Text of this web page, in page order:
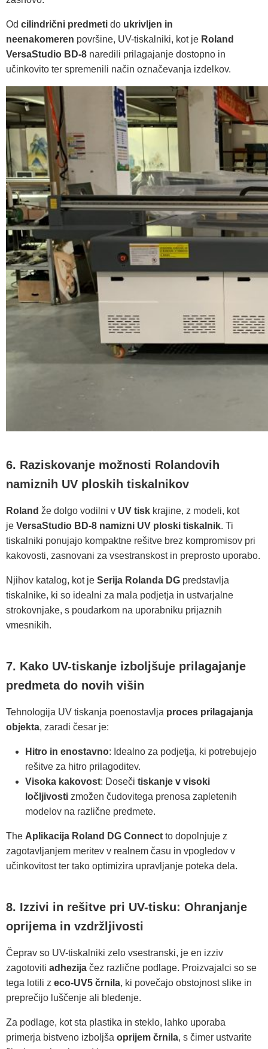
Od cilindrični predmeti do ukrivljen in
neenakomeren površine, UV-tiskalniki, kot je Roland
VersaStudio BD-8 naredili prilagajanje dostopno in
učinkovito ter spremenili način označevanja izdelkov.
6. Raziskovanje možnosti Rolandovih
namiznih UV ploskih tiskalnikov
Roland že dolgo vodilni v UV tisk krajine, z modeli, kot
je VersaStudio BD-8 namizni UV ploski tiskalnik. Ti
tiskalniki ponujajo kompaktne rešitve brez kompromisov pri
kakovosti, zasnovani za vsestranskost in preprosto uporabo.
Njihov katalog, kot je Serija Rolanda DG predstavlja
tiskalnike, ki so idealni za mala podjetja in ustvarjalne
strokovnjake, s poudarkom na uporabniku prijaznih
vmesnikih.
7. Kako UV-tiskanje izboljšuje prilagajanje
predmeta do novih višin
Tehnologija UV tiskanja poenostavlja proces prilagajanja
objekta, zaradi česar je:
Hitro in enostavno: Idealno za podjetja, ki potrebujejo
rešitve za hitro prilagoditev.
Visoka kakovost: Doseči tiskanje v visoki
ločljivosti zmožen čudovitega prenosa zapletenih
modelov na različne predmete.
The Aplikacija Roland DG Connect to dopolnjuje z
zagotavljanjem meritev v realnem času in vpogledov v
učinkovitost ter tako optimizira upravljanje poteka dela.
8. Izzivi in rešitve pri UV-tisku: Ohranjanje
oprijema in vzdržljivosti
Čeprav so UV-tiskalniki zelo vsestranski, je en izziv
zagotoviti adhezija čez različne podlage. Proizvajalci so se
tega lotili z eco-UV5 črnila, ki povečajo obstojnost slike in
preprečijo luščenje ali bledenje.
Za podlage, kot sta plastika in steklo, lahko uporaba
primerja bistveno izboljša oprijem črnila, s čimer ustvarite